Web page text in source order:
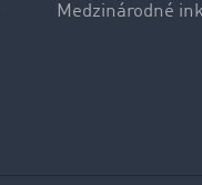
Medzinárodné